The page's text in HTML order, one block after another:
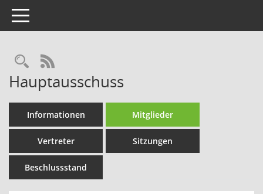
Toggle navigation
Rechercheauswahl
RSS-Feed
Hauptausschuss
Informationen Mitglieder
Vertreter Sitzungen
Beschlussstand